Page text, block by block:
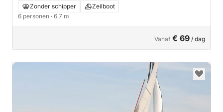
Zonder schipper
Zeilboot
6 personen · 6.7 m
Vanaf € 69 / dag